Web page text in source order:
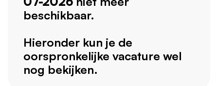
beschikbaar.
Hieronder kun je de
oorspronkelijke vacature wel
nog bekijken.